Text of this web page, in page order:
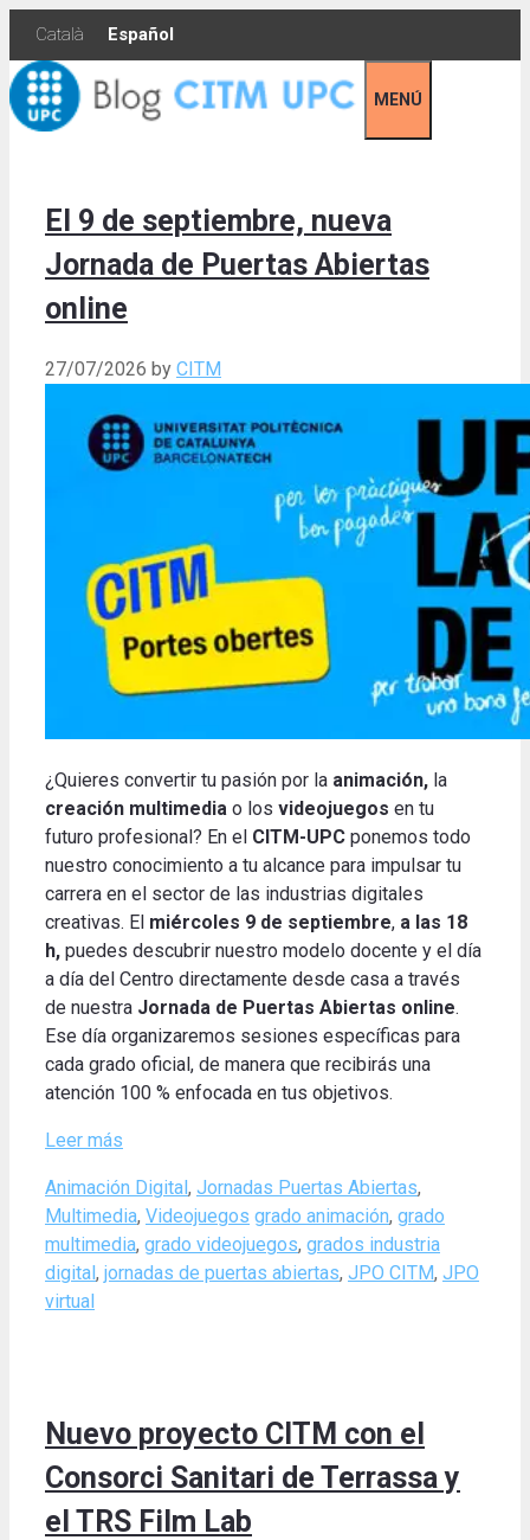
Skip
content
Català Español
MENÚ
El 9 de septiembre, nueva
Jornada de Puertas Abiertas
online
27/07/2026 by CITM
¿Quieres convertir tu pasión por la animación, la
creación multimedia o los videojuegos en tu
futuro profesional? En el CITM-UPC ponemos todo
nuestro conocimiento a tu alcance para impulsar tu
carrera en el sector de las industrias digitales
creativas. El miércoles 9 de septiembre, a las 18
h, puedes descubrir nuestro modelo docente y el día
a día del Centro directamente desde casa a través
de nuestra Jornada de Puertas Abiertas online.
Ese día organizaremos sesiones específicas para
cada grado oficial, de manera que recibirás una
atención 100 % enfocada en tus objetivos.
Leer más
Categories
Animación Digital, Jornadas Puertas Abiertas,
Multimedia, Videojuegos Tags
grado animación, grado
multimedia, grado videojuegos, grados industria
digital, jornadas de puertas abiertas, JPO CITM, JPO
virtual
Nuevo proyecto CITM con el
Consorci Sanitari de Terrassa y
el TRS Film Lab